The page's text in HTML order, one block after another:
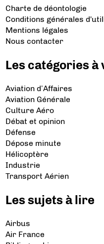
Charte de déontologie
Conditions générales
Mentions légales
Nous contacter
Les catégories à
Aviation d’Affaires
Aviation Générale
Culture Aéro
Débat et opinion
Défense
Dépose minute
Hélicoptère
Industrie
Transport Aérien
Les sujets à lire
Airbus
Air France